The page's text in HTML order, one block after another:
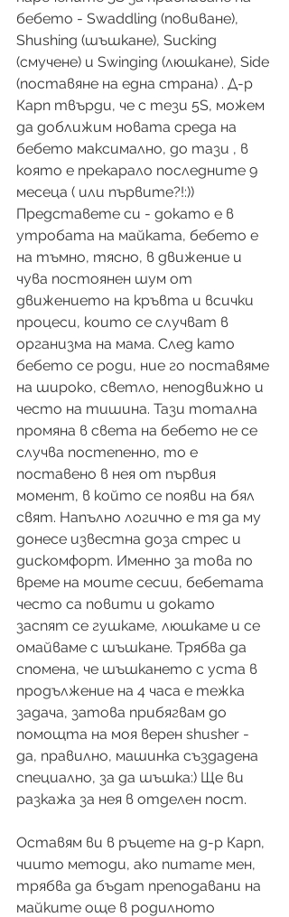
бебето - Swaddling (повиване),
Shushing (шъшкане), Sucking
(смучене) и Swinging (люшкане), Side
(поставяне на една страна) . Д-р
Карп твърди, че с тези 5S, можем
да доближим новата среда на
бебето максимално, до тази , в
която е прекарало последните 9
месеца ( или първите?!:))
Представете си - докато е в
утробата на майката, бебето е
на тъмно, тясно, в движение и
чува постоянен шум от
движението на кръвта и всички
процеси, които се случват в
организма на мама. След като
бебето се роди, ние го поставяме
на широко, светло, неподвижно и
често на тишина. Тази тотална
промяна в света на бебето не се
случва постепенно, то е
поставено в нея от първия
момент, в който се появи на бял
свят. Напълно логично е тя да му
донесе известна доза стрес и
дискомфорт. Именно за това по
време на моите сесии, бебетата
често са повити и докато
заспят се гушкаме, люшкаме и се
омайваме с шъшкане. Трябва да
спомена, че шъшкането с уста в
продължение на 4 часа е тежка
задача, затова прибягвам до
помощта на моя верен shusher -
да, правилно, машинка създадена
специално, за да шъшка:) Ще ви
разкажа за нея в отделен пост.
Оставям ви в ръцете на д-р Карп,
чиито методи, ако питате мен,
трябва да бъдат преподавани на
майките още в родилното